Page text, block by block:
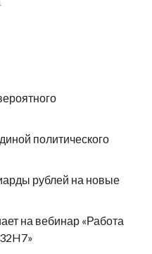
политического
рублей на новые
на вебинар «Работа